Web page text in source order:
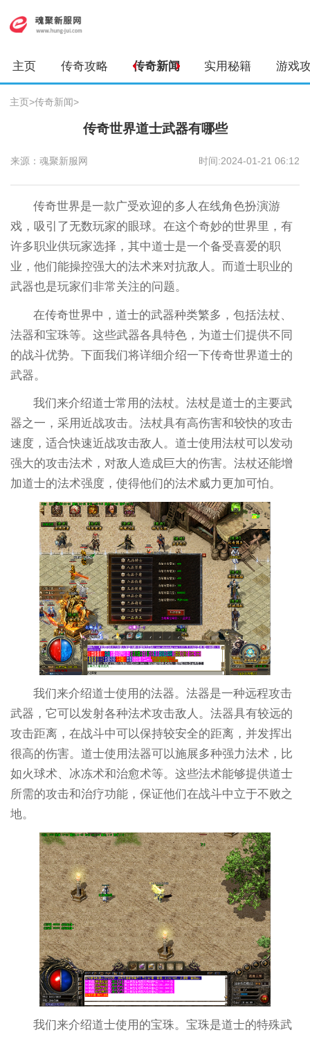
主页 传奇攻略 传奇新闻 实用秘籍 游戏
主页>传奇新闻>
传奇世界道士武器有哪些
来源：魂聚新服网 时间:2024-01-21 06:12
传奇世界是一款广受欢迎的多人在线角色扮演游
戏，吸引了无数玩家的眼球。在这个奇妙的世界里，有
许多职业供玩家选择，其中道士是一个备受喜爱的职
业，他们能操控强大的法术来对抗敌人。而道士职业的
武器也是玩家们非常关注的问题。
在传奇世界中，道士的武器种类繁多，包括法杖、
法器和宝珠等。这些武器各具特色，为道士们提供不同
的战斗优势。下面我们将详细介绍一下传奇世界道士的
武器。
我们来介绍道士常用的法杖。法杖是道士的主要武
器之一，采用近战攻击。法杖具有高伤害和较快的攻击
速度，适合快速近战攻击敌人。道士使用法杖可以发动
强大的攻击法术，对敌人造成巨大的伤害。法杖还能增
加道士的法术强度，使得他们的法术威力更加可怕。
我们来介绍道士使用的法器。法器是一种远程攻击
武器，它可以发射各种法术攻击敌人。法器具有较远的
攻击距离，在战斗中可以保持较安全的距离，并发挥出
很高的伤害。道士使用法器可以施展多种强力法术，比
如火球术、冰冻术和治愈术等。这些法术能够提供道士
所需的攻击和治疗功能，保证他们在战斗中立于不败之
地。
我们来介绍道士使用的宝珠。宝珠是道士的特殊武